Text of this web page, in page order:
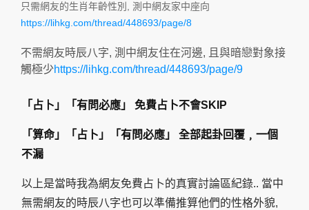
只需網友的生肖年齡性別, 測中網友家中座向
https://lihkg.com/thread/448693/page/8
不需網友時辰八字, 測中網友住在河邊, 且與暗戀對象接
觸極少https://lihkg.com/thread/448693/page/9
「占卜」「有問必應」 免費占卜不會SKIP
「算命」「占卜」「有問必應」 全部起卦回覆﹐一個
不漏
以上是當時我為網友免費占卜的真實討論區紀錄.. 當中
無需網友的時辰八字也可以準備推算他們的性格外貌,